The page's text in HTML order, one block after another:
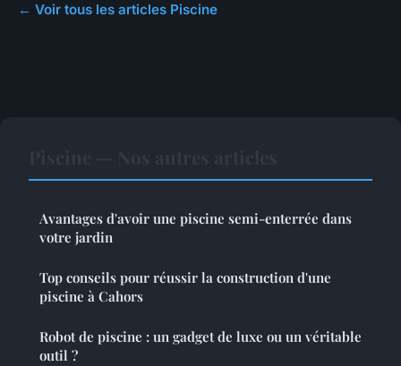
← Voir tous les articles Piscine
Avantages d'avoir une piscine semi-enterrée dans
votre jardin
Top conseils pour réussir la construction d'une
piscine à Cahors
Robot de piscine : un gadget de luxe ou un véritable
outil ?